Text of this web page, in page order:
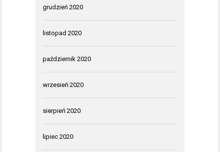
grudzień 2020
listopad 2020
październik 2020
wrzesień 2020
sierpień 2020
lipiec 2020